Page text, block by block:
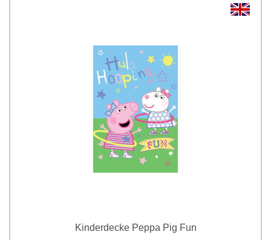
Kinderdecke Peppa Pig Fun